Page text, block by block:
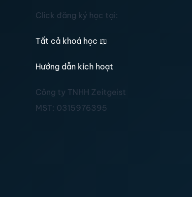
Click đăng ký học tại:
Tất cả khoá học 📖
Hướng dẫn kích hoạt
Công ty TNHH Zeitgeist
MST: 0315976395